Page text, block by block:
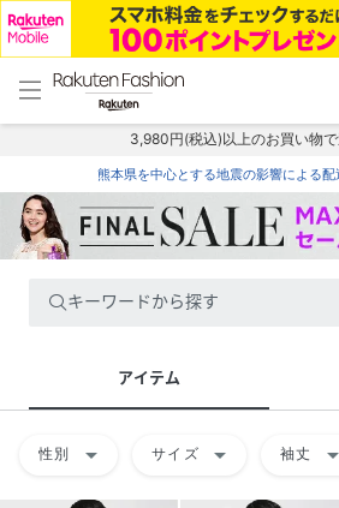
menu home
トップ
3,980円(税込)以上のお買い物で
熊本県を中心とする地震の影響による
キーワードから探す
アイテム
性別 arrow_drop_down サイズ arrow_drop_down 袖丈 arrow_drop_down